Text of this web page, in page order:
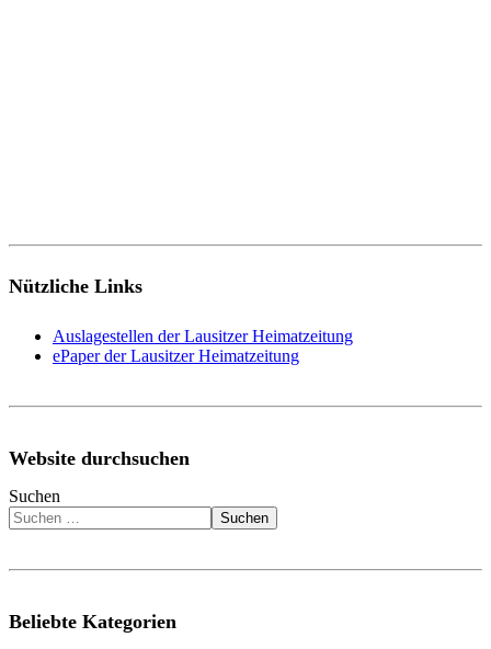
Nützliche Links
Auslagestellen der Lausitzer Heimatzeitung
ePaper der Lausitzer Heimatzeitung
Website durchsuchen
Suchen
Suchen
Beliebte Kategorien